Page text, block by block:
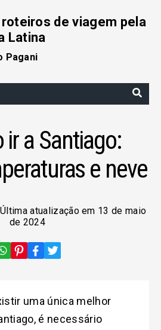
de viagem pela
Latina
Pagani
ir a Santiago:
e neve
atualização em 13 de maio
de 2024
uma única melhor
é necessário